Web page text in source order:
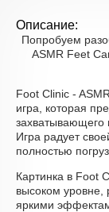
Описание:
Попробуем
ASMR Feet
Foot Clinic -
игра, которая
захватывающего
Игра радует
полностью
Картинка в Foot
высоком уровне,
яркими